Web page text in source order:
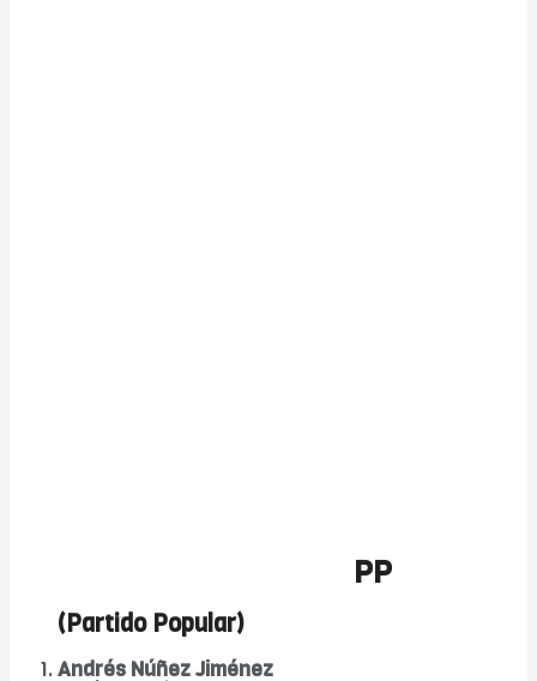
PP
(Partido Popular)
Andrés Núñez Jiménez